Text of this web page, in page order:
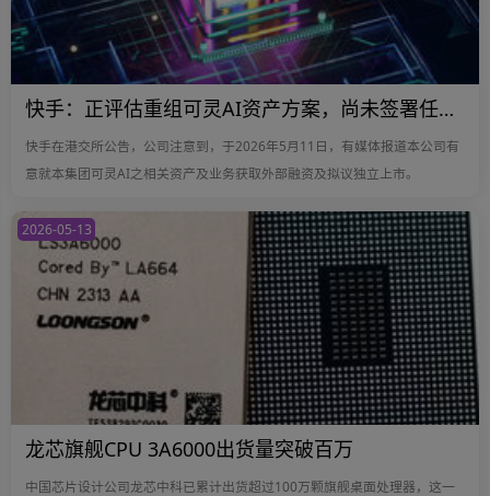
快手：正评估重组可灵AI资产方案，尚未签署任何最终协议
快手在港交所公告，公司注意到，于2026年5月11日，有媒体报道本公司有
意就本集团可灵AI之相关资产及业务获取外部融资及拟议独立上市。
龙芯旗舰CPU 3A6000出货量突破百万
中国芯片设计公司龙芯中科已累计出货超过100万颗旗舰桌面处理器，这一
2026-05-13